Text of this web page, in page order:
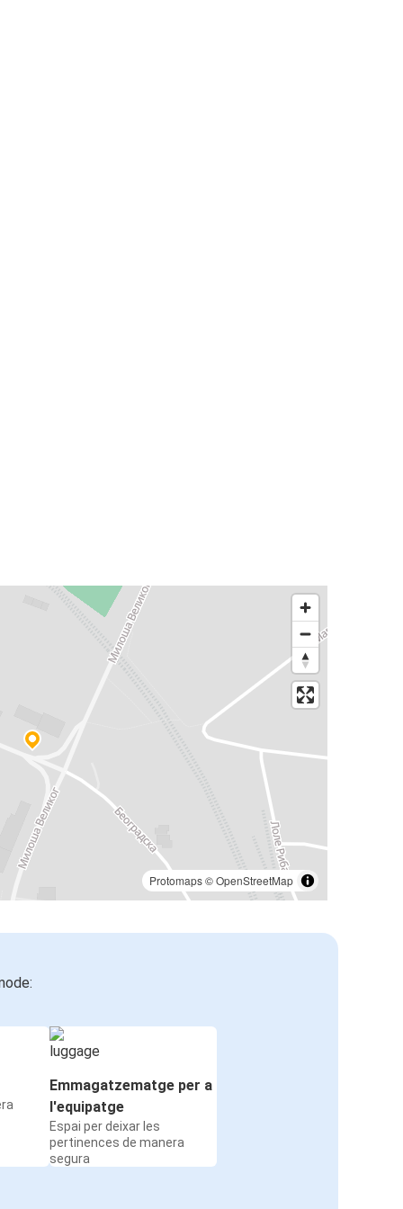
Protomaps©OpenStreetMap
Emmagatzematge per a
l'equipatge
Espai per deixar les
pertinences de manera
segura